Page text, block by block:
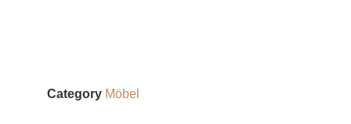
Category Möbel